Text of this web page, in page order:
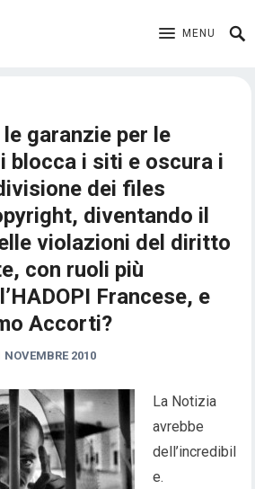
MENU
garanzie per le
blocca i siti e oscura i
dei files
diventando il
violazioni del diritto
con ruoli più
Francese, e
Accorti?
NOVEMBRE 2010
La Notizia
avrebbe
dell’incredibil
e.